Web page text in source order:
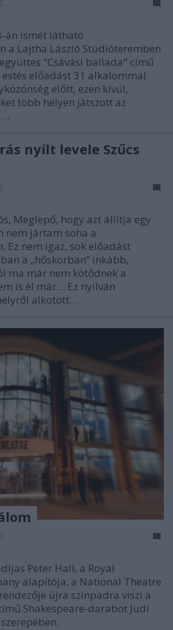
án ismét látható
a Lajtha László Stúdióteremben
"Csávási ballada" című
estés előadást 31 alkalommal
előtt, ezen kívül,
több helyen játszott az
nyílt levele Szűcs
Meglepő, hogy azt állítja egy
nem jártam soha a
Ez nem igaz, sok előadást
a „hőskorban” inkább,
ma már nem kötődnek a
is él már… Ez nyilván
alkotott…
Peter Hall, a Royal
alapítója, a National Theatre
újra színpadra viszi a
Shakespeare-darabot Judi